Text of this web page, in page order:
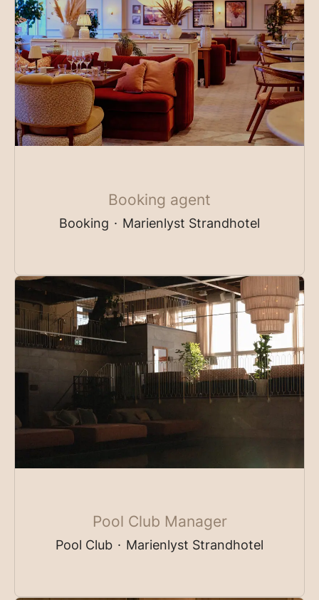
Booking agent
Booking · Marienlyst Strandhotel
Pool Club Manager
Pool Club · Marienlyst Strandhotel